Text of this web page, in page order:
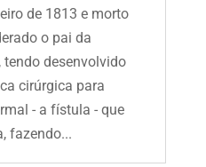
de 1813 e morto
o pai da
desenvolvido
cirúrgica para
- a fístula - que
fazendo...